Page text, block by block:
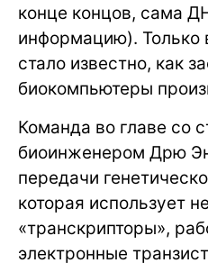
конце концов, сама
информацию). Только
стало известно, как
биокомпьютеры
Команда во главе со
биоинженером Дрю
передачи
которая использует
«транскрипторы»,
электронные